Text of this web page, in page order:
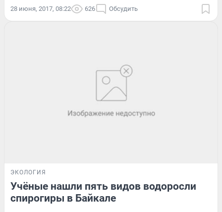
28 июня, 2017, 08:22 626 Обсудить
ЭКОЛОГИЯ
Учёные нашли пять видов водоросли
спирогиры в Байкале